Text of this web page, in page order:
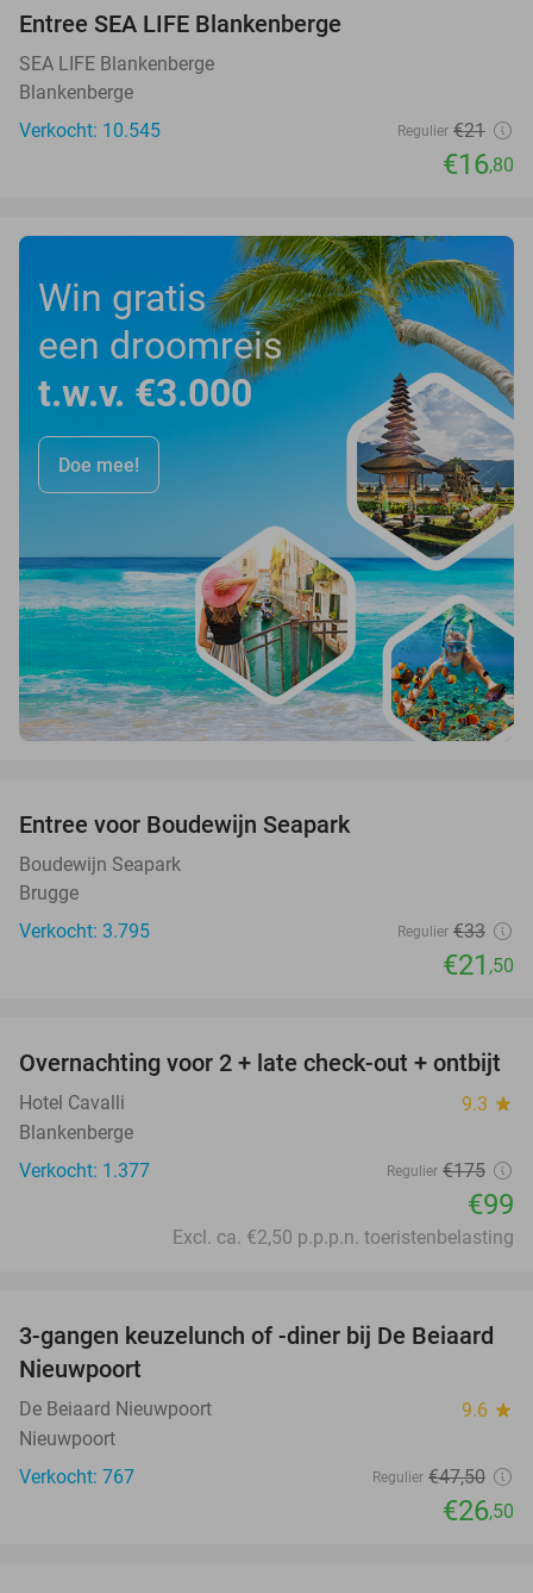
Entree SEA LIFE Blankenberge
SEA LIFE Blankenberge
Blankenberge
Verkocht: 10.545
Regulier €21
€16,80
Win gratis
een droomreis
t.w.v. €3.000
Doe mee!
Entree voor Boudewijn Seapark
Boudewijn Seapark
Brugge
Verkocht: 3.795
Regulier €33
€21 ,50
43%
Overnachting voor 2 + late check-out + ontbijt
Hotel Cavalli 9.3 star
Blankenberge
Verkocht: 1.377
Regulier €175
€99
Excl. ca. €2,50 p.p.p.n. toeristenbelasting
44%
3-gangen keuzelunch of -diner bij De Beiaard
Nieuwpoort
De Beiaard Nieuwpoort 9.6 star
Nieuwpoort
Verkocht: 767
Regulier €47,50
€26,50